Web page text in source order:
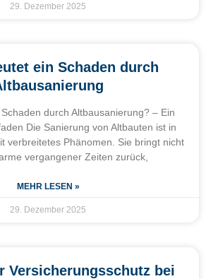
29. Dezember 2025
ein Schaden durch
durch Altbausanierung? – Ein
Die Sanierung von Altbauten ist in
verbreitetes Phänomen. Sie bringt nicht
vergangener Zeiten zurück,
MEHR LESEN »
29. Dezember 2025
Versicherungsschutz bei